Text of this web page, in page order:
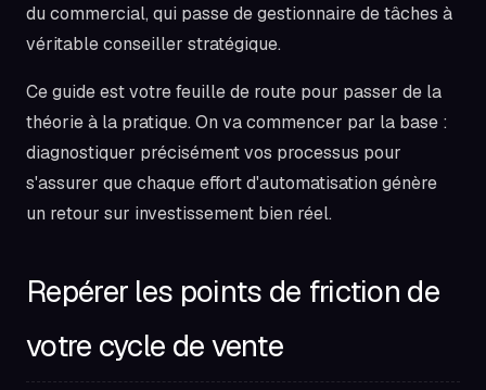
du commercial, qui passe de gestionnaire de tâches à
véritable conseiller stratégique.
Ce guide est votre feuille de route pour passer de la
théorie à la pratique. On va commencer par la base :
diagnostiquer précisément vos processus pour
s'assurer que chaque effort d'automatisation génère
un retour sur investissement bien réel.
Repérer les points de friction de
votre cycle de vente